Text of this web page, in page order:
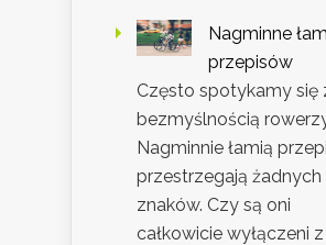
Nagminne
przepisów
Często spotykamy się
bezmyślnością
Nagminnie łamią
przestrzegają żadnych
znaków. Czy są oni
całkowicie wyłączeni